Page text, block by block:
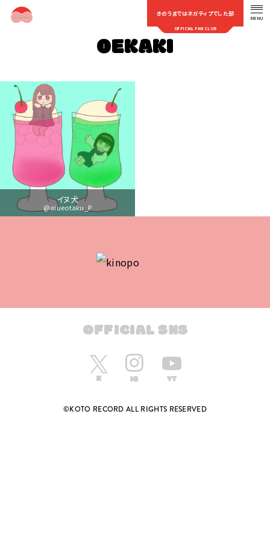
きのうまではネガティブでした部
OFFICIAL FAN CLUB
MENU
OEKAKI
イヌ犬
@aiueotaku_P
OFFICIAL SNS
©KOTO RECORD ALL RIGHTS RESERVED